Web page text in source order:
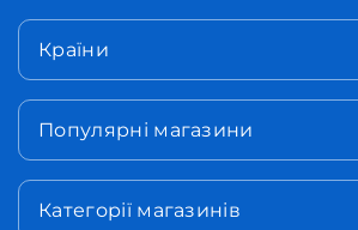
Країни
Популярні магазини
Категорії магазинів